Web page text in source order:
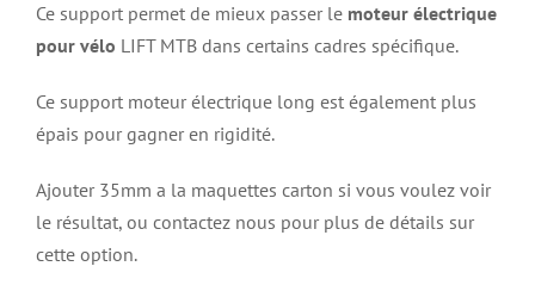
Ce support permet de mieux passer lemoteur électrique
pour vélo LIFT MTB dans certains cadres spécifique.
Ce support moteur électrique long est également plus
épais pour gagner en rigidité.
Ajouter 35mm a la maquettes carton si vous voulez voir
le résultat, ou contactez nous pour plus de détails sur
cette option.